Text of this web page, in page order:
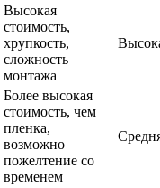
Высокая
стоимость,
хрупкость,
сложность
монтажа
Более высокая
стоимость, чем
пленка,
возможно
пожелтение со
временем